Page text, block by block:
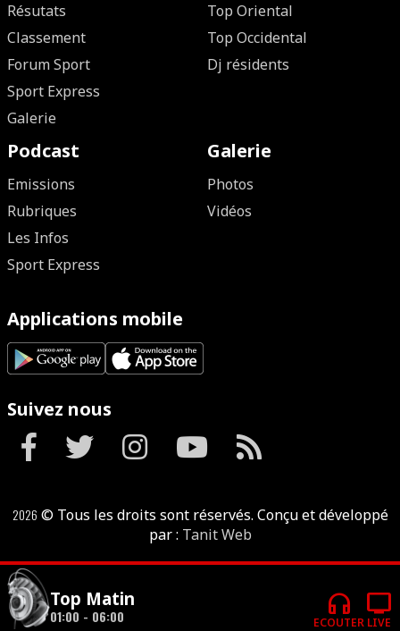
Résutats
Classement
Forum Sport
Sport Express
Galerie
Top Oriental
Top Occidental
Dj résidents
Podcast
Emissions
Rubriques
Les Infos
Sport Express
Galerie
Photos
Vidéos
Applications mobile
Suivez nous
2026 © Tous les droits sont réservés. Conçu et développé
par : Tanit Web
Top Matin
01:00 - 06:00 headphones
ECOUTER
tv
LIVE